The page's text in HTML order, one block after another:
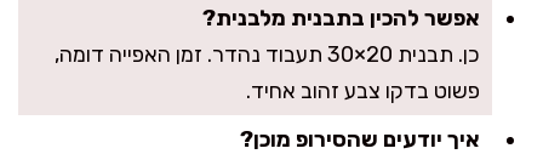
אפשר להכין בתבנית מלבנית?
כן. תבנית 20×30 תעבוד נהדר. זמן האפייה דומה,
פשוט בדקו צבע זהוב אחיד.
איך יודעים שהסירופ מוכן?